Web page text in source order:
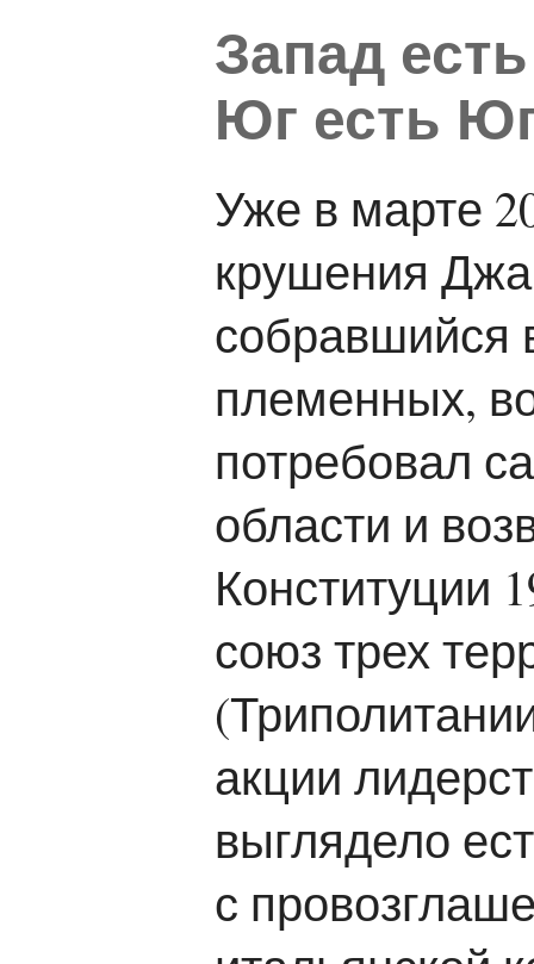
Запад
Юг есть
Уже в марте
крушения
собравшийся
племенных,
потребовал
области и
Конституции
союз трех
акции
выглядело
с